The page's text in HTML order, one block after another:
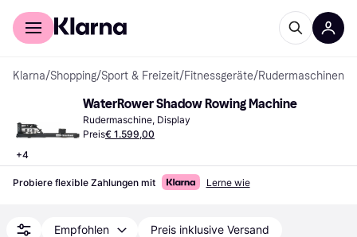
Für Shopper
Klarna/Shopping/Sport & Freizeit/Fitnessgeräte/Rudermaschinen
+4
WaterRower Shadow Rowing Machine
Rudermaschine, Display
Preis€ 1.599,00
Probiere flexible Zahlungen mit Lerne wie
Empfohlen Preis inklusive Versand